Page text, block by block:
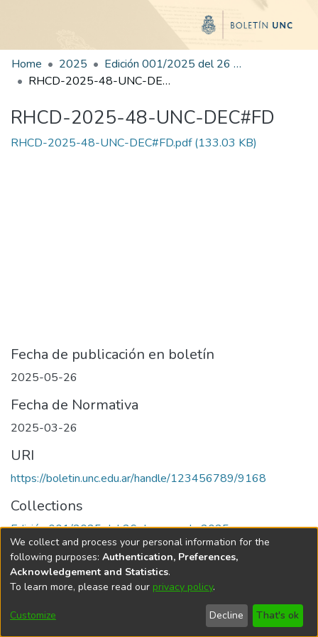
Home 2025
Edición 001/2025 del 26 de mayo de 2025
RHCD-2025-48-UNC-DEC#FD
RHCD-2025-48-UNC-DEC#FD
RHCD-2025-48-UNC-DEC#FD.pdf(133.03 KB)
Fecha de publicación en boletín
2025-05-26
Fecha de Normativa
2025-03-26
URI
https://boletin.unc.edu.ar/handle/123456789/9168
Collections
Edición 001/2025 del 26 de mayo de 2025
Universidad Nacional de Córdoba
We collect and process your personal information for the
following purposes: Authentication, Preferences,
Acknowledgement and Statistics.
To learn more, please read our privacy policy.
Customize Decline That's ok